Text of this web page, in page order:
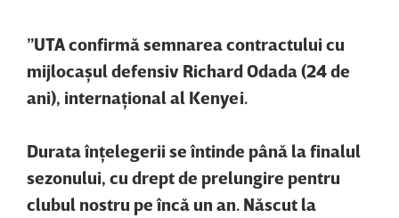
”UTA confirmă semnarea contractului cu
mijlocaşul defensiv Richard Odada (24 de
ani), internaţional al Kenyei.
Durata înţelegerii se întinde până la finalul
sezonului, cu drept de prelungire pentru
clubul nostru pe încă un an. Născut la